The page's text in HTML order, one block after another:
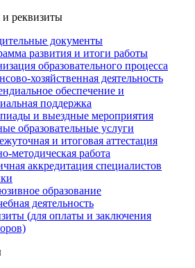
реквизиты
документы
развития и итоги работы
образовательного процесса
хозяйственная деятельность
обеспечение и
поддержка
и выездные мероприятия
образовательные услуги
и итоговая аттестация
методическая работа
аккредитация специалистов
образование
деятельность
(для оплаты и заключения